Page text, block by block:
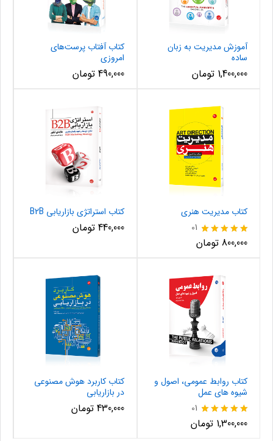
آموزش مدیریت به زبان
ساده
1,400,000 تومان
کتاب آفتاب پرست‌های
امروزی
490,000 تومان
کتاب مدیریت هنری
نمره
5.00
01
800,000 تومان
کتاب استراتژی بازاریابی B2B
440,000 تومان
کتاب روابط عمومی، اصول و
شیوه های عمل
نمره
5.00
01
1,300,000 تومان
کتاب کاربرد هوش مصنوعی
در بازاریابی
430,000 تومان